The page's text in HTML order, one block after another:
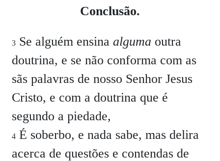
Conclusão.
3 Se alguém ensina alguma outra
doutrina, e se não conforma com as
sãs palavras de nosso Senhor Jesus
Cristo, e com a doutrina que é
segundo a piedade,
4 É soberbo, e nada sabe, mas delira
acerca de questões e contendas de